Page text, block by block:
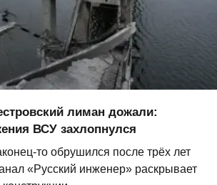
лиман дожали:
ВСУ захлопнулся
то обрушился после трёх лет
«Русский инженер» раскрывает